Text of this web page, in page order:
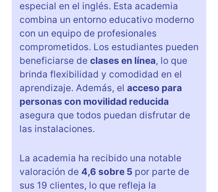
especial en el inglés. Esta academia
combina un entorno educativo moderno
con un equipo de profesionales
comprometidos. Los estudiantes pueden
beneficiarse de clases en línea, lo que
brinda flexibilidad y comodidad en el
aprendizaje. Además, el acceso para
personas con movilidad reducida
asegura que todos puedan disfrutar de
las instalaciones.
La academia ha recibido una notable
valoración de 4,6 sobre 5 por parte de
sus 19 clientes, lo que refleja la